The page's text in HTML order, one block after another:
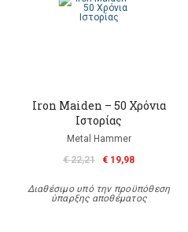
Iron Maiden – 50 Χρόνια
Ιστορίας
Metal Hammer
€ 22,21
€ 19,98
Διαθέσιμο υπό την προϋπόθεση
ύπαρξης αποθέματος